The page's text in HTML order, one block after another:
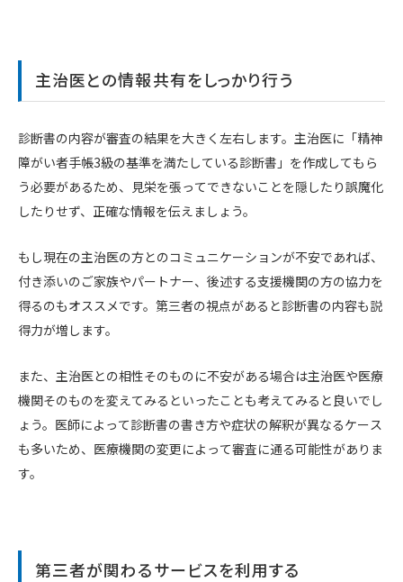
主治医との情報共有をしっかり行う
診断書の内容が審査の結果を大きく左右します。主治医に「精神
障がい者手帳3級の基準を満たしている診断書」を作成してもら
う必要があるため、見栄を張ってできないことを隠したり誤魔化
したりせず、正確な情報を伝えましょう。
もし現在の主治医の方とのコミュニケーションが不安であれば、
付き添いのご家族やパートナー、後述する支援機関の方の協力を
得るのもオススメです。第三者の視点があると診断書の内容も説
得力が増します。
また、主治医との相性そのものに不安がある場合は主治医や医療
機関そのものを変えてみるといったことも考えてみると良いでし
ょう。医師によって診断書の書き方や症状の解釈が異なるケース
も多いため、医療機関の変更によって審査に通る可能性がありま
す。
第三者が関わるサービスを利用する